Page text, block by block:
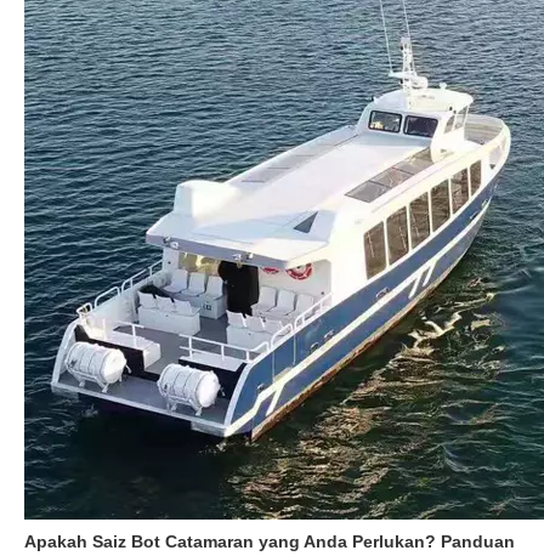
Apakah Saiz Bot Catamaran yang Anda Perlukan? Panduan